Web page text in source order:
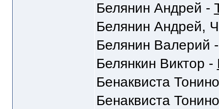
Белянин Андрей -
Белянин Андрей,
Белянин Валерий
Белянкин Виктор -
Бенаквиста
Бенаквиста